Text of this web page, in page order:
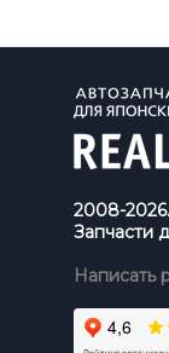
2008-
Запчасти
Написать